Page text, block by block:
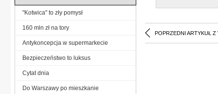
POPRZEDNI ARTYKUŁ Z
"Kotwica" to zły pomysł
160 mln zł na tory
Antykoncepcja w supermarkecie
Bezpieczeństwo to luksus
Cytat dnia
Do Warszawy po mieszkanie